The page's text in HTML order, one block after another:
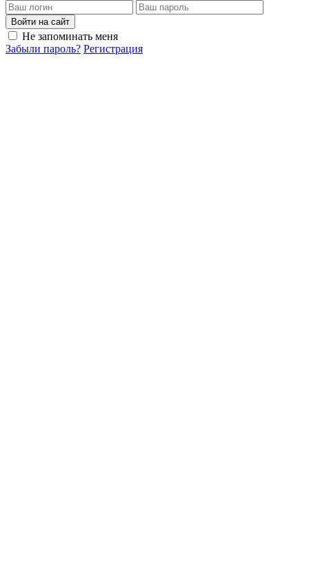
Войти на сайт
Не запоминать меня
Забыли пароль? Регистрация